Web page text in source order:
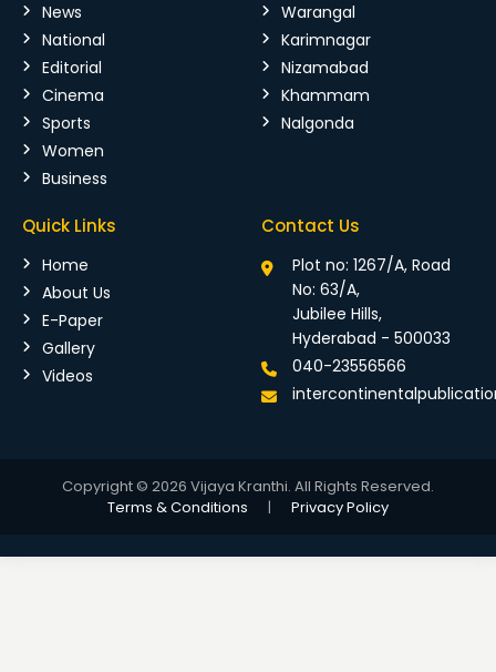
News
National
Editorial
Cinema
Sports
Women
Business
Warangal
Karimnagar
Nizamabad
Khammam
Nalgonda
Quick Links
Home
About Us
E-Paper
Gallery
Videos
Contact Us
Plot no: 1267/A, Road
No: 63/A,
Jubilee Hills,
Hyderabad - 500033
040-23556566
Copyright © 2026 Vijaya Kranthi. All Rights Reserved.
Terms & Conditions
| Privacy Policy